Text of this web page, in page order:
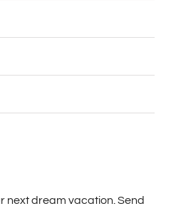
next dream vacation. Send